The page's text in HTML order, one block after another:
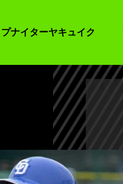
ナイターヤキュイク